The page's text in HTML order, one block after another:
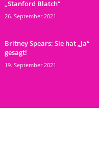
„Stanford Blatch“
26. September 2021
Britney Spears: Sie hat „Ja“
gesagt!
19. September 2021